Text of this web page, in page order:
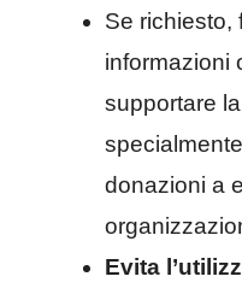
Se richiesto,
informazioni
supportare
donazioni a
Evita